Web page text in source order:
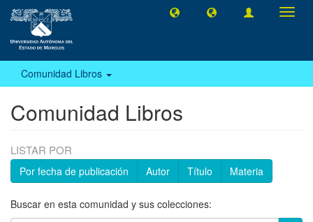
Comunidad Libros
Comunidad Libros
LISTAR POR
Por fecha de publicación Autor Título Materia
Buscar en esta comunidad y sus colecciones: